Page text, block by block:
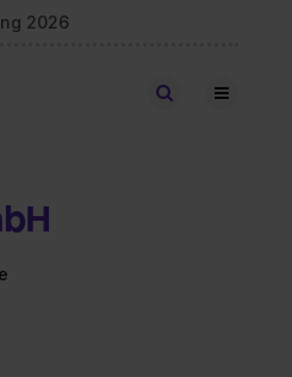
2026
Stellen finden